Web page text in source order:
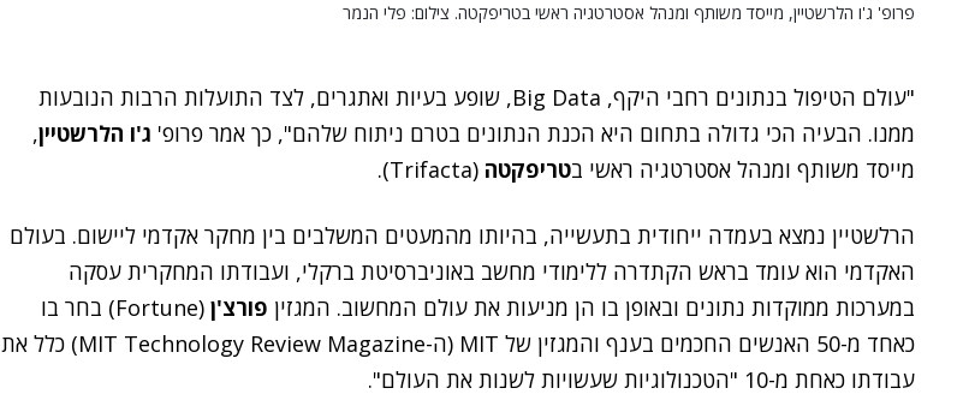
פרופ' ג'ו הלרשטיין, מייסד משותף ומנהל אסטרטגיה ראשי בטריפקטה. צילום: פלי הנמר
"עולם הטיפול בנתונים רחבי היקף, Big Data, שופע בעיות ואתגרים, לצד התועלות הרבות הנובעות
ממנו. הבעיה הכי גדולה בתחום היא הכנת הנתונים בטרם ניתוח שלהם", כך אמר פרופ' ג'ו הלרשטיין,
מייסד משותף ומנהל אסטרטגיה ראשי בטריפקטה (Trifacta).
הרלשטיין נמצא בעמדה ייחודית בתעשייה, בהיותו מהמעטים המשלבים בין מחקר אקדמי ליישום. בעולם
האקדמי הוא עומד בראש הקתדרה ללימודי מחשב באוניברסיטת ברקלי, ועבודתו המחקרית עסקה
במערכות ממוקדות נתונים ובאופן בו הן מניעות את עולם המחשוב. המגזין פורצ'ן
(Fortune) בחר בו
כאחד מ-50 האנשים החכמים בענף והמגזין של MIT (ה-MIT Technology Review Magazine) כלל את
עבודתו כאחת מ-10 "הטכנולוגיות שעשויות לשנות את העולם".